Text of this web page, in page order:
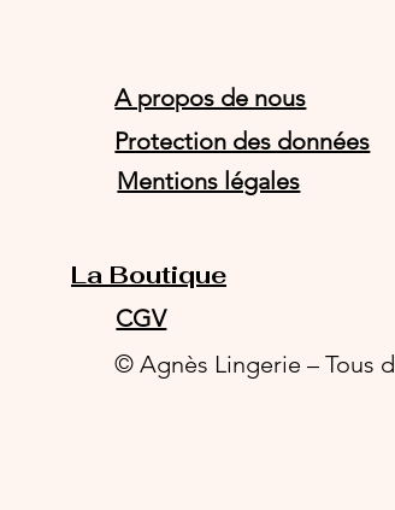
A propos de nous
Protection des données
Mentions légales
CGV
© Agnès Lingerie – Tous
La Boutique